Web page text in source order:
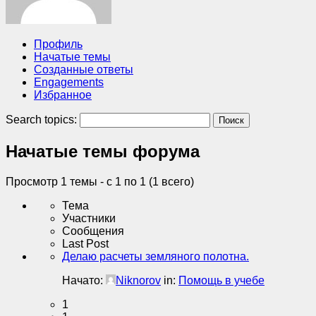
Профиль
Начатые темы
Созданные ответы
Engagements
Избранное
Search topics:
Начатые темы форума
Просмотр 1 темы - с 1 по 1 (1 всего)
Тема
Участники
Сообщения
Last Post
Делаю расчеты земляного полотна.
Начато:
Niknorov in: Помощь в учебе
1